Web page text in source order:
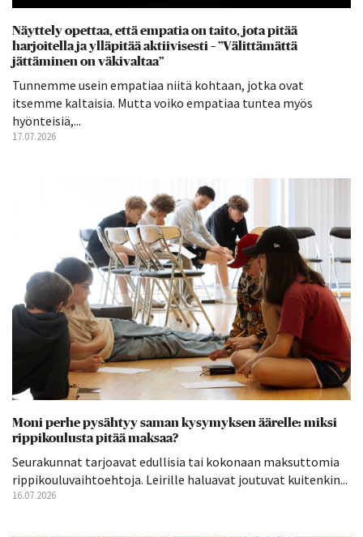
Näyttely opettaa, että empatia on taito, jota pitää
harjoitella ja ylläpitää aktiivisesti – ”Välittämättä
jättäminen on väkivaltaa”
Tunnemme usein empatiaa niitä kohtaan, jotka ovat
itsemme kaltaisia. Mutta voiko empatiaa tuntea myös
hyönteisiä,...
17.07.2026
Moni perhe pysähtyy saman kysymyksen äärelle: miksi
rippikoulusta pitää maksaa?
Seurakunnat tarjoavat edullisia tai kokonaan maksuttomia
rippikouluvaihtoehtoja. Leirille haluavat joutuvat kuitenkin...
16.07.2026